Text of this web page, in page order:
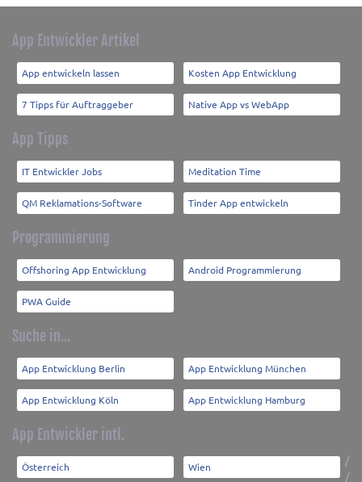
App Entwickler Artikel
App entwickeln lassen Kosten App Entwicklung
7 Tipps für Auftraggeber Native App vs WebApp
App Tipps
IT Entwickler Jobs Meditation Time
QM Reklamations-Software Tinder App entwickeln
Programmierung
Offshoring App Entwicklung Android Programmierung
PWA Guide
Suche in...
App Entwicklung Berlin App Entwicklung München
App Entwicklung Köln App Entwicklung Hamburg
App Entwickler intl.
Österreich /
Wien
/